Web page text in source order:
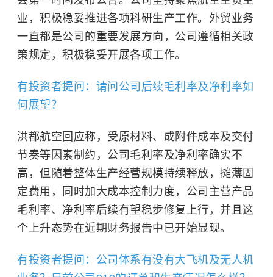
业，积极稳妥推进各项科研生产工作。外贸业务
一直都是公司的重要发展方向，公司遵循相关政
策规定，积极稳妥开展各项工作。
有投资者提问：请问公司后续毛利率及净利率如
何展望？
洪都航空回应称，受原材料、成附件成本及交付
节奏等因素制约，公司毛利率及净利率确实不
高，但随着整体生产经营规模持续释放，摊薄固
定费用，同时加大成本控制力度，公司主营产品
毛利率、净利率后续有望稳步修复上行，并且这
个上升态势在近期财务报告中已开始显现。
有投资者提问：公司体系有没有大飞机及无人机